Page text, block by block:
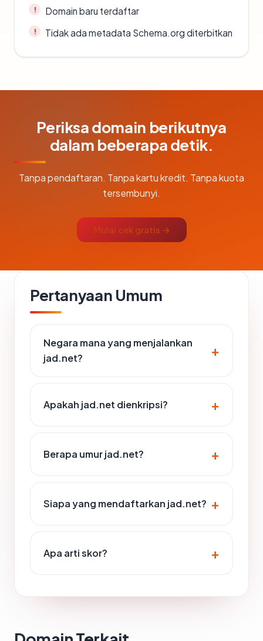
Domain baru terdaftar
Tidak ada metadata Schema.org diterbitkan
Periksa domain berikutnya
dalam beberapa detik.
Tanpa pendaftaran. Tanpa kartu kredit. Tanpa kuota
tersembunyi.
Mulai cek gratis →
Pertanyaan Umum
Negara mana yang menjalankan
jad.net?
Apakah jad.net dienkripsi?
Berapa umur jad.net?
Siapa yang mendaftarkan jad.net?
Apa arti skor?